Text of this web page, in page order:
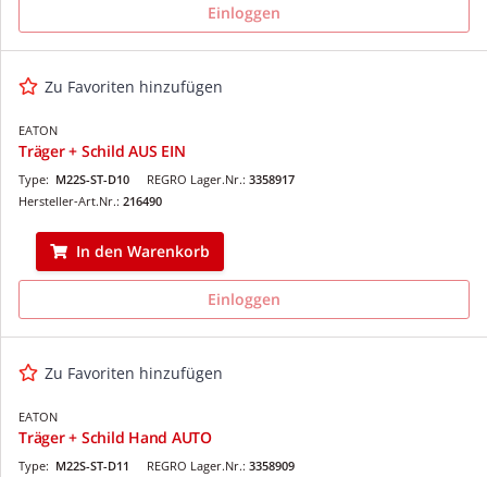
Einloggen
Zu Favoriten hinzufügen
EATON
Träger + Schild AUS EIN
REGRO Lager.Nr.: 3358917
Type: M22S-ST-D10
Hersteller-Art.Nr.: 216490
In den Warenkorb
Einloggen
Zu Favoriten hinzufügen
EATON
Träger + Schild Hand AUTO
REGRO Lager.Nr.: 3358909
Type: M22S-ST-D11